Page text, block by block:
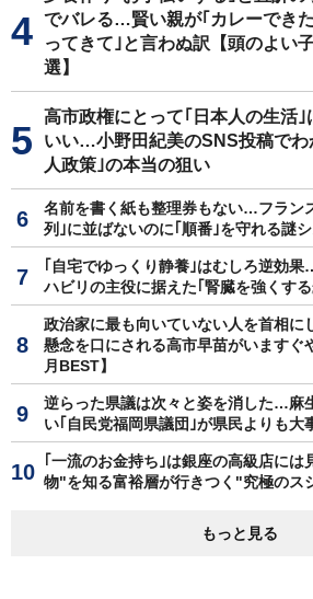
でバレる…賢い親が｢カレーでき
ってきて｣と言わぬ訳【頭のよい
選】
高市政権にとって｢日本人の生活｣
いい…小野田紀美のSNS投稿でわ
人政策｣の本当の狙い
名前を書く紙も整理券もない…フラン
列｣に並ばないのに｢順番｣を守れる謎
｢自宅でゆっくり静養｣はむしろ逆効
ハビリの主役に据えた｢腎臓を強くす
政治家に最も向いていない人を首相
懸念を口にされる高市早苗がいますぐ
月BEST】
逆らった県議は次々と姿を消した…麻
い｢自民党福岡県議団｣が県民よりも大
｢一流のお金持ち｣は銀座の高級店に
物"を知る富裕層が行きつく"究極のス
もっと見る